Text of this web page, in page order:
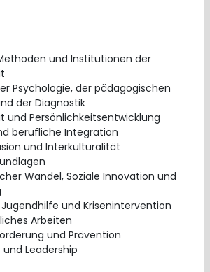
und Institutionen der
Psychologie, der pädagogischen
der Diagnostik
und Persönlichkeitsentwicklung
berufliche Integration
und Interkulturalität
Wandel, Soziale Innovation und
und Krisenintervention
Arbeiten
und Prävention
Leadership